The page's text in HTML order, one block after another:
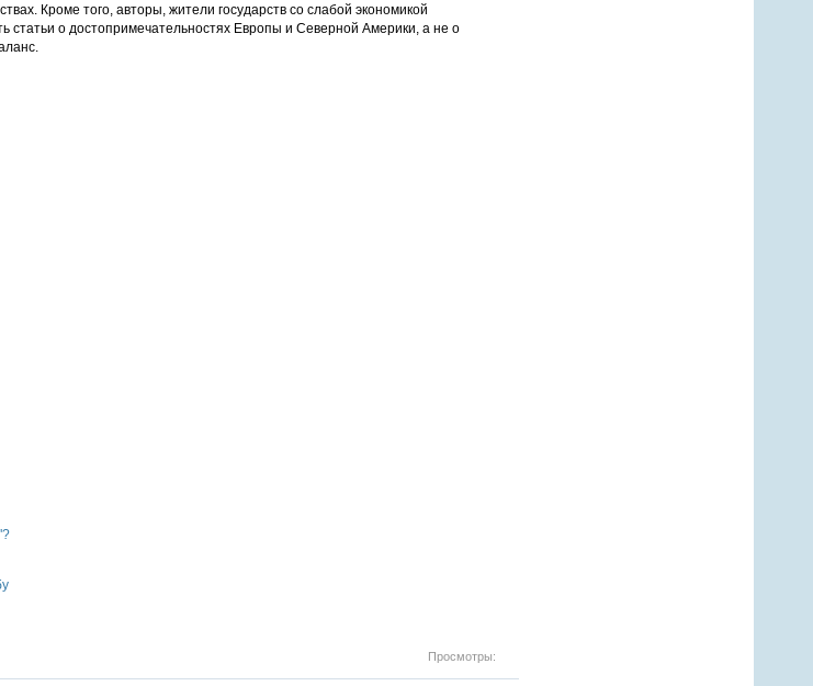
Кроме того, авторы, жители государств со слабой экономикой
о достопримечательностях Европы и Северной Америки, а не о
Просмотры: